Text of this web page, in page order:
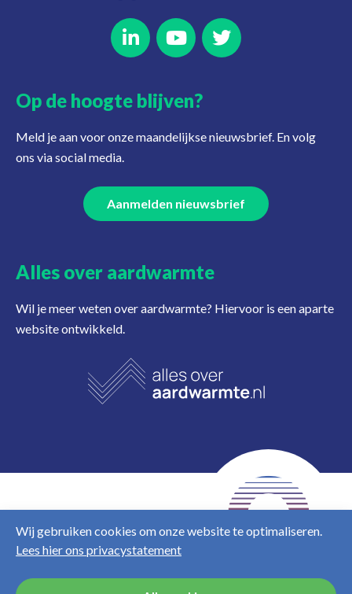
Wij gebruiken cookies om onze website te optimaliseren.
Lees hier ons privacystatement
Op de hoogte blijven?
Meld je aan voor onze maandelijkse nieuwsbrief. En volg
ons via social media.
Aanmelden nieuwsbrief
Alles over aardwarmte
Wil je meer weten over aardwarmte? Hiervoor is een aparte
website ontwikkeld.
cookies